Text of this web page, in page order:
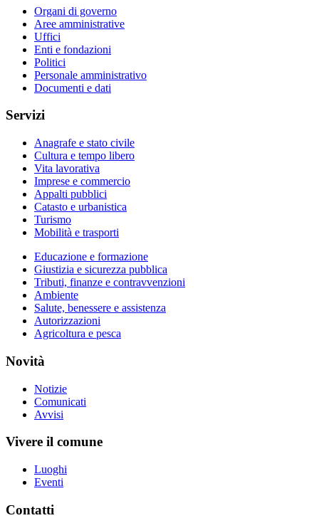
Organi di governo
Aree amministrative
Uffici
Enti e fondazioni
Politici
Personale amministrativo
Documenti e dati
Servizi
Anagrafe e stato civile
Cultura e tempo libero
Vita lavorativa
Imprese e commercio
Appalti pubblici
Catasto e urbanistica
Turismo
Mobilità e trasporti
Educazione e formazione
Giustizia e sicurezza pubblica
Tributi, finanze e contravvenzioni
Ambiente
Salute, benessere e assistenza
Autorizzazioni
Agricoltura e pesca
Novità
Notizie
Comunicati
Avvisi
Vivere il comune
Luoghi
Eventi
Contatti